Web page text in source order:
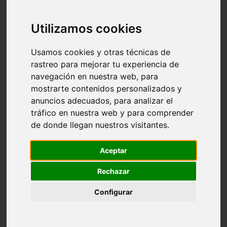
Utilizamos cookies
Usamos cookies y otras técnicas de
rastreo para mejorar tu experiencia de
navegación en nuestra web, para
mostrarte contenidos personalizados y
anuncios adecuados, para analizar el
tráfico en nuestra web y para comprender
de donde llegan nuestros visitantes.
Aceptar
Rechazar
Configurar
Málaga - nerja
Girona - blanes
Málaga - marbella
Asturias - gijón
Girona - figueres
Alicante - santa-pola
Almería - roquetas-de-mar
Girona - tossa-de-mar
Barcelona - sant-cugat-del-vallès
Alicante - l39alfàs-del-pi
Barcelona - vilanova-i-la-geltrú
Castellón - peñíscola
Illes-balears - sant-josep-de-sa-talaia